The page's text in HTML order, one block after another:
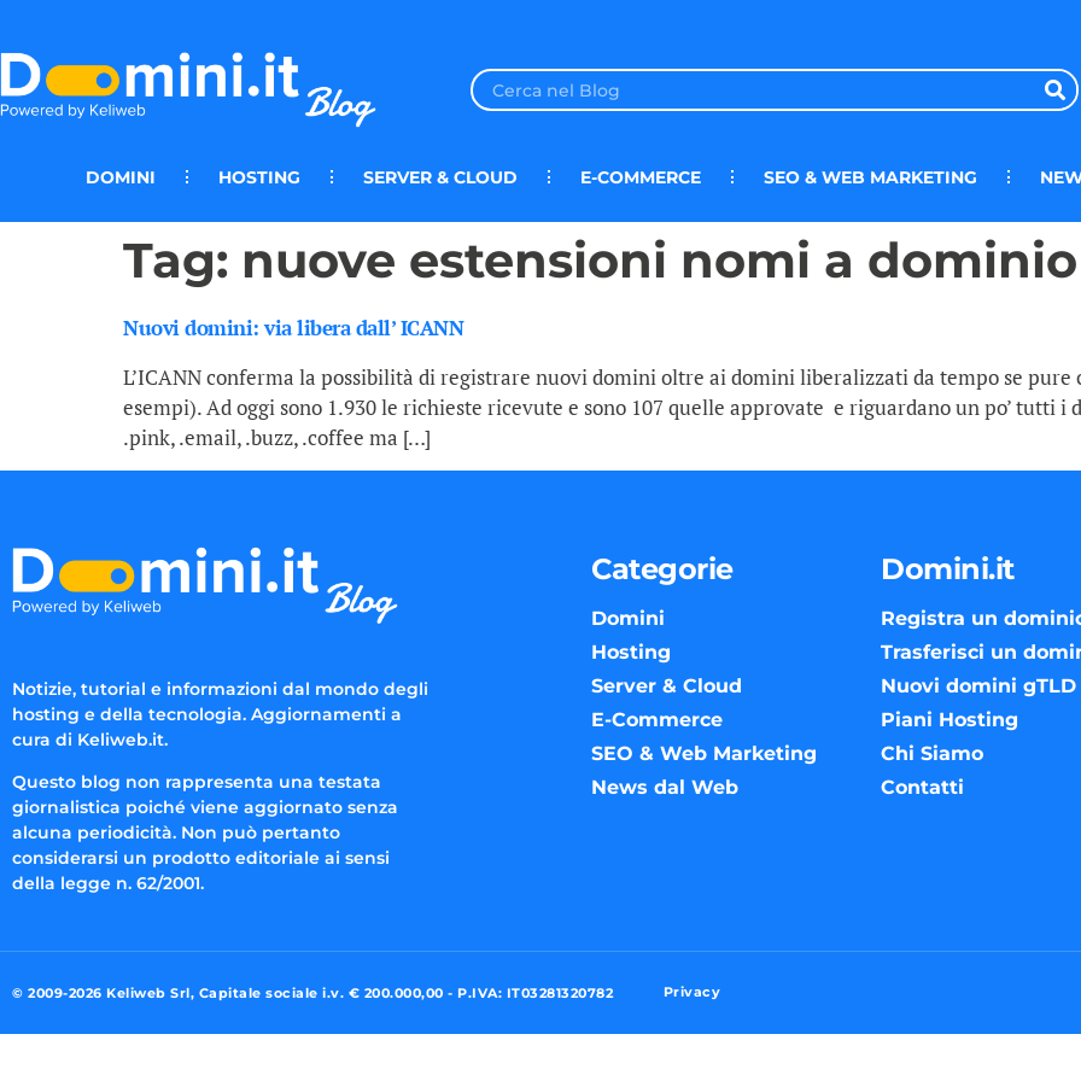
DOMINI HOSTING SERVER & CLOUD E-COMMERCE SEO & WEB MARKETING
Tag: nuove estensioni nomi a dominio
Nuovi domini: via libera dall’ ICANN
L’ICANN conferma la possibilità di registrare nuovi domini oltre ai domini liberalizzati da tempo se pure
esempi). Ad oggi sono 1.930 le richieste ricevute e sono 107 quelle approvate e riguardano un po’ tutti
.pink, .email, .buzz, .coffee ma […]
Notizie, tutorial e informazioni dal mondo degli
hosting e della tecnologia. Aggiornamenti a
cura di Keliweb.it.
Questo blog non rappresenta una testata
giornalistica poiché viene aggiornato senza
alcuna periodicità. Non può pertanto
considerarsi un prodotto editoriale ai sensi
della legge n. 62/2001.
Categorie
Domini
Hosting
Server & Cloud
E-Commerce
SEO & Web Marketing
News dal Web
Domini.it
Registra un
Trasferisci un
Nuovi domini gTLD
Piani Hosting
Chi Siamo
Contatti
© 2009-2026 Keliweb Srl, Capitale sociale i.v. € 200.000,00 - P.IVA: IT03281320782 Privacy